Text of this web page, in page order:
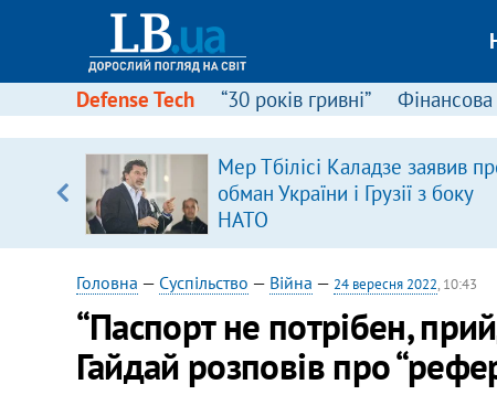
Defense Tech “30 років гривні” Фінансова
Мер Тбілісі Каладзе заявив
обман України і Грузії з боку
НАТО
Головна — Суспільство — Війна — 24 вересня 2022, 10:43
“Паспорт не потрібен,
Гайдай розповів про